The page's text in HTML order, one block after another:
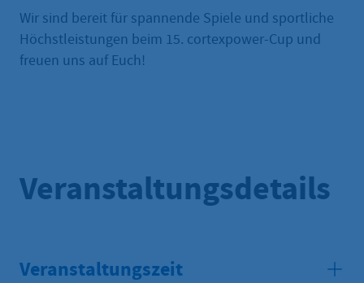
Wir sind bereit für spannende Spiele und sportliche
Höchstleistungen beim 15. cortexpower-Cup und
freuen uns auf Euch!
Veranstaltungsdetails
Veranstaltungszeit